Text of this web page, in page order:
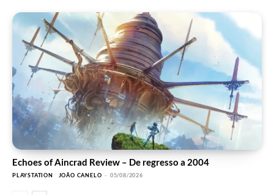
Echoes of Aincrad Review – De regresso a 2004
PLAYSTATION JOÃO CANELO - 05/08/2026